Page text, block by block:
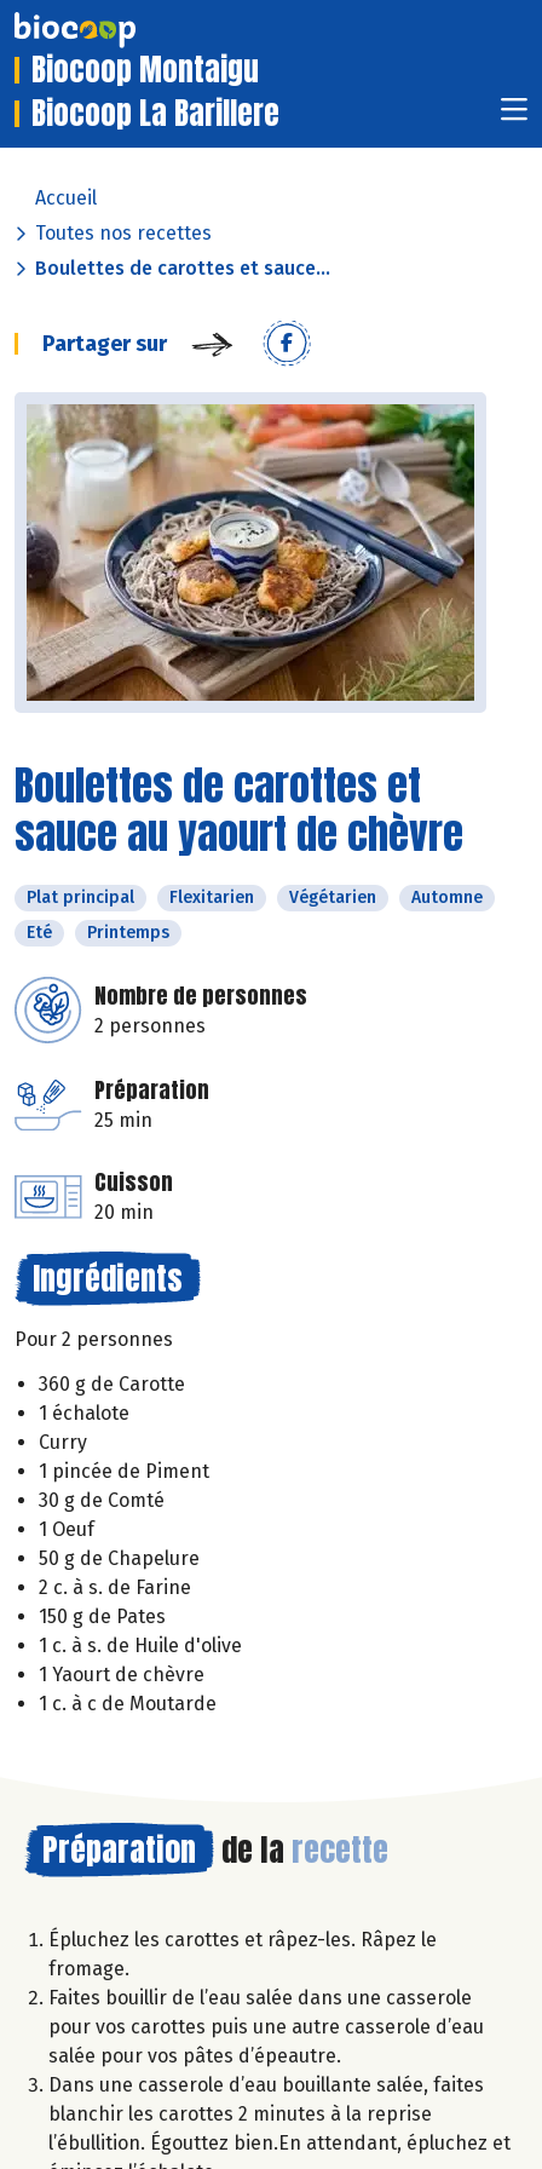
Biocoop Montaigu
Biocoop La Barillere
Accueil
Toutes nos recettes
Boulettes de carottes et sauce...
Partager sur
Boulettes de carottes et
sauce au yaourt de chèvre
Plat principal Flexitarien Végétarien
Automne
Eté
Printemps
Nombre de personnes
2 personnes
Préparation
25 min
Cuisson
20 min
Ingrédients
Pour 2 personnes
360 g de Carotte
1 échalote
Curry
1 pincée de Piment
30 g de Comté
1 Oeuf
50 g de Chapelure
2 c. à s. de Farine
150 g de Pates
1 c. à s. de Huile d'olive
1 Yaourt de chèvre
1 c. à c de Moutarde
Préparation de la recette
Épluchez les carottes et râpez-les. Râpez le
fromage.
Faites bouillir de l’eau salée dans une casserole
pour vos carottes puis une autre casserole d’eau
salée pour vos pâtes d’épeautre.
Dans une casserole d’eau bouillante salée, faites
blanchir les carottes 2 minutes à la reprise
l’ébullition. Égouttez bien.En attendant, épluchez et